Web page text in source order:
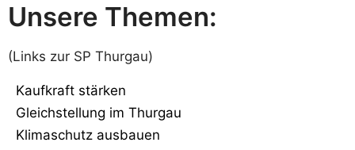
Unsere Themen:
(Links zur SP Thurgau)
Kaufkraft stärken
Gleichstellung im Thurgau
Klimaschutz ausbauen